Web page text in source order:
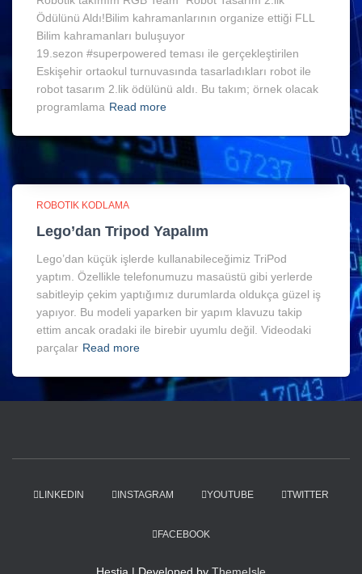
Ödülünü Aldı!Bilim kahramanlarının organize ettiği FLL
Bilim kahramanları buluşuyor
19.sezon #superpowered teması ile gerçekleştirilen
Eskişehir ortaokul turnuvasında tasarladıkları robot ile
robot tasarım 2.lik ödülünü aldı. Bu takım; örnek olacak
programlama Read more
ROBOTIK KODLAMA
Lego’dan Tripod Yapalım
Lego’dan küçük işlerde kullanabileceğimiz TriPod
yaptım. Özellikle telefonumuzu masaüstü gibi yerlerde
sabitleyip çekim yaptığımız durumlarda oldukça güzel iş
yapıyor. Bu modeli yaparken bir yapım klavuzu takip
ettim ancak oradaki ile birebir uyumlu değil. Videodaki
parçalar Read more
LINKEDIN INSTAGRAM YOUTUBE TWITTER
FACEBOOK